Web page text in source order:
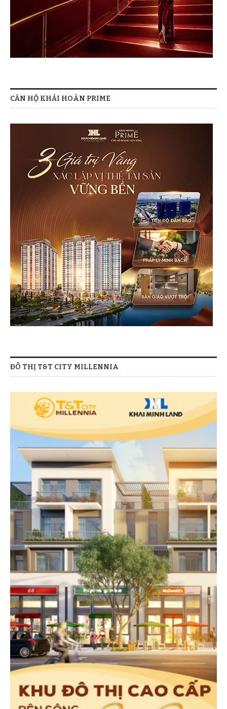
CĂN HỘ KHẢI HOÀN PRIME
ĐÔ THỊ T&T CITY MILLENNIA